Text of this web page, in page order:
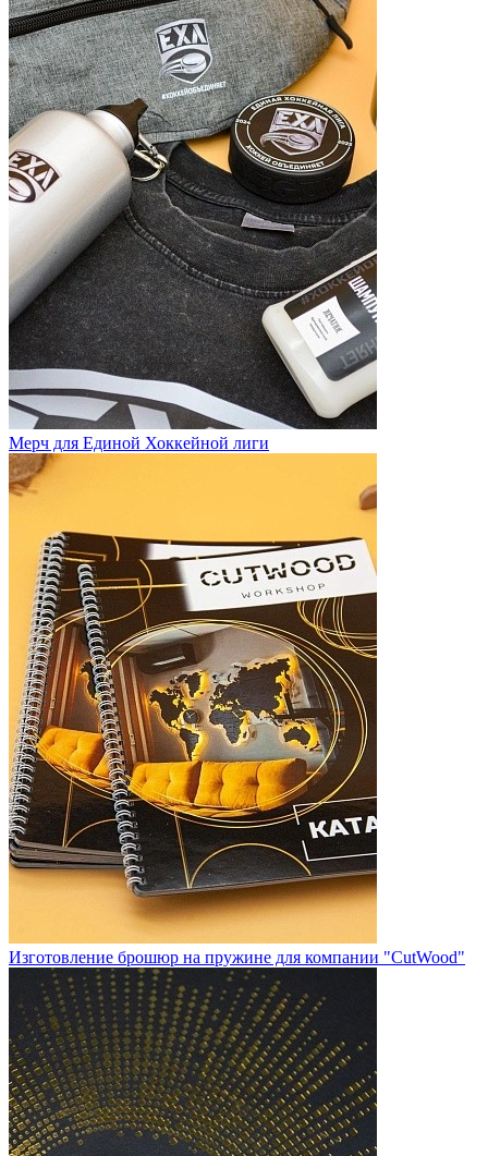
Мерч для Единой Хоккейной лиги
Изготовление брошюр на пружине для компании "CutWood"